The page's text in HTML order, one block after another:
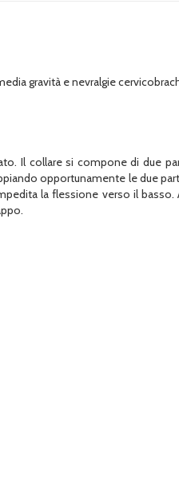
gravità e nevralgie
collare si compone di due
opportunamente le due
la flessione verso il